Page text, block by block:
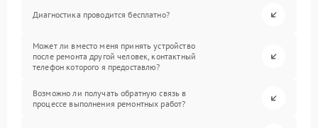
Диагностика проводится бесплатно?
Может ли вместо меня принять устройство
после ремонта другой человек, контактный
телефон которого я предоставлю?
Возможно ли получать обратную связь в
процессе выполнения ремонтных работ?